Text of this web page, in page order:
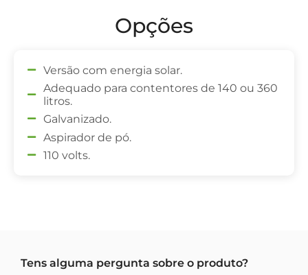
Opções
Versão com energia solar.
Adequado para contentores de 140 ou 360
litros.
Galvanizado.
Aspirador de pó.
110 volts.
Tens alguma pergunta sobre o produto?